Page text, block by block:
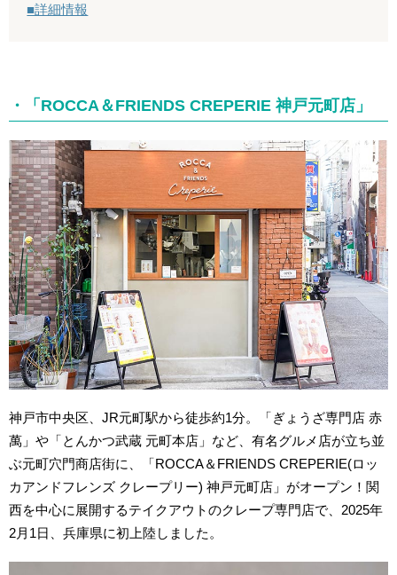
■詳細情報
・「ROCCA＆FRIENDS CREPERIE 神戸元町店」
神戸市中央区、JR元町駅から徒歩約1分。「ぎょうざ専門店 赤
萬」や「とんかつ武蔵 元町本店」など、有名グルメ店が立ち並
ぶ元町穴門商店街に、「ROCCA＆FRIENDS CREPERIE(ロッ
カアンドフレンズ クレープリー) 神戸元町店」がオープン！関
西を中心に展開するテイクアウトのクレープ専門店で、2025年
2月1日、兵庫県に初上陸しました。